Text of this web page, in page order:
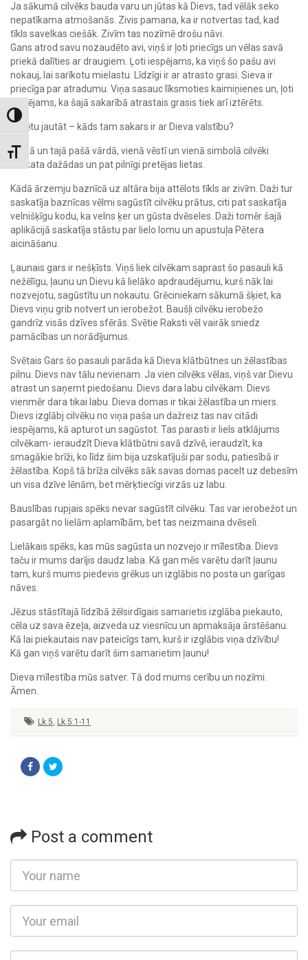
Toggle High Contrast
Toggle Font size
Ja sākumā cilvēks bauda varu un jūtas kā Dievs, tad vēlāk seko
nepatīkama atmošanās. Zivis pamana, ka ir notvertas tad, kad
tīkls savelkas ciešāk. Zivīm tas nozīmē drošu nāvi.
Gans atrod savu nozaudēto avi, viņš ir ļoti priecīgs un vēlas savā
priekā dalīties ar draugiem. Ļoti iespējams, ka viņš šo pašu avi
nokauj, lai sarīkotu mielastu. Līdzīgi ir ar atrasto grasi. Sieva ir
priecīga par atradumu. Viņa sasauc līksmoties kaimiņienes un, ļoti
iespējams, ka šajā sakarībā atrastais grasis tiek arī iztērēts.
Varētu jautāt – kāds tam sakars ir ar Dieva valstību?
Vienā un tajā pašā vārdā, vienā vēstī un vienā simbolā cilvēki
saskata dažādas un pat pilnīgi pretējas lietas.
Kādā ārzemju baznīcā uz altāra bija attēlots tīkls ar zivīm. Daži tur
saskatīja baznīcas vēlmi sagūstīt cilvēku prātus, citi pat saskatīja
velnišķīgu kodu, ka velns ķer un gūsta dvēseles. Daži tomēr šajā
aplikācijā saskatīja stāstu par lielo lomu un apustuļa Pētera
aicināšanu.
Ļaunais gars ir nešķīsts. Viņš liek cilvēkam saprast šo pasauli kā
nežēlīgu, ļaunu un Dievu kā lielāko apdraudējumu, kurš nāk lai
nozvejotu, sagūstītu un nokautu. Grēciniekam sākumā šķiet, ka
Dievs viņu grib notvert un ierobežot. Baušļi cilvēku ierobežo
gandrīz visās dzīves sfērās. Svētie Raksti vēl vairāk sniedz
pamācības un norādījumus.
Svētais Gars šo pasauli parāda kā Dieva klātbūtnes un žēlastības
pilnu. Dievs nav tālu nevienam. Ja vien cilvēks vēlas, viņš var Dievu
atrast un saņemt piedošanu. Dievs dara labu cilvēkam. Dievs
vienmēr dara tikai labu. Dieva domas ir tikai žēlastība un miers.
Dievs izglābj cilvēku no viņa paša un dažreiz tas nav citādi
iespējams, kā apturot un sagūstot. Tas parasti ir liels atklājums
cilvēkam- ieraudzīt Dieva klātbūtni savā dzīvē, ieraudzīt, ka
smagākie brīži, ko līdz šim bija uzskatījuši par sodu, patiesībā ir
žēlastība. Kopš tā brīža cilvēks sāk savas domas pacelt uz debesīm
un visa dzīve lēnām, bet mērķtiecīgi virzās uz labu.
Bauslības rupjais spēks nevar sagūstīt cilvēku. Tas var ierobežot un
pasargāt no lielām aplamībām, bet tas neizmaina dvēseli.
Lielākais spēks, kas mūs sagūsta un nozvejo ir mīlestība. Dievs
taču ir mums darījis daudz laba. Kā gan mēs varētu darīt ļaunu
tam, kurš mums piedevis grēkus un izglābis no posta un garīgas
nāves.
Jēzus stāstītajā līdzībā žēlsirdīgais samarietis izglāba piekauto,
cēla uz sava ēzeļa, aizveda uz viesnīcu un apmaksāja ārstēšanu.
Kā lai piekautais nav pateicīgs tam, kurš ir izglābis viņa dzīvību!
Kā gan viņš varētu darīt šim samarietim ļaunu!
Dieva mīlestība mūs satver. Tā dod mums cerību un nozīmi.
Āmen.
Lk.5, Lk.5:1-11
Post a comment